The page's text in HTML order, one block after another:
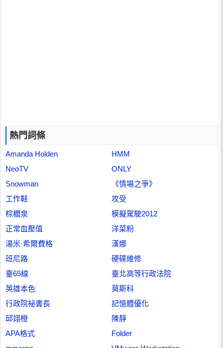
熱門詞條
Amanda Holden
HMM
NeoTV
ONLY
Snowman
《情場之爭》
工作鞋
攻受
棕櫚泉
模擬駕駛2012
正常血壓值
洋菜粉
湯米·希爾費格
漢娜
班尼路
硬碟維修
臺65線
臺北高等行政法院
英雄本色
莫斯科
行政院祕書長
記憶體優化
邱翊橙
陳靜
APA格式
Folder